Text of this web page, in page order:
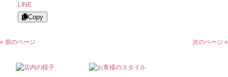
LINE
Copy
« 前のページ 次のページ »